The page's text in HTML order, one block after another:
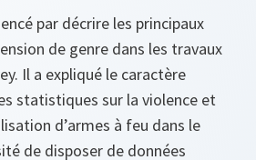
par décrire les principaux
de genre dans les travaux
Il a expliqué le caractère
statistiques sur la violence et
d’armes à feu dans le
de disposer de données